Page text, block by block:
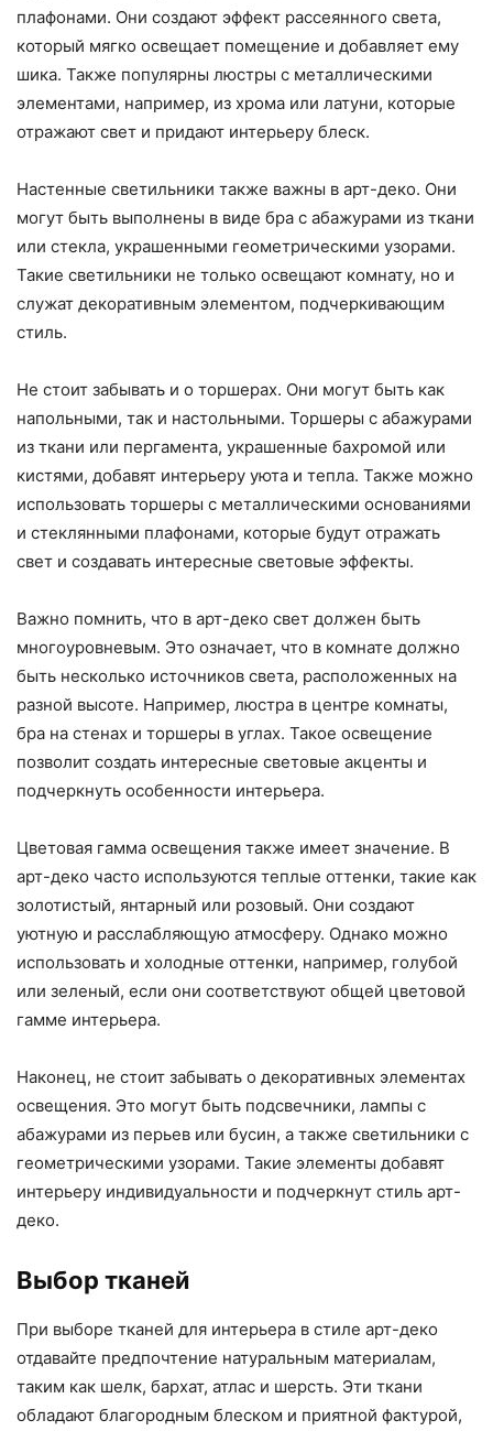
плафонами. Они создают эффект рассеянного света,
который мягко освещает помещение и добавляет ему
шика. Также популярны люстры с металлическими
элементами, например, из хрома или латуни, которые
отражают свет и придают интерьеру блеск.
Настенные светильники также важны в арт-деко. Они
могут быть выполнены в виде бра с абажурами из ткани
или стекла, украшенными геометрическими узорами.
Такие светильники не только освещают комнату, но и
служат декоративным элементом, подчеркивающим
стиль.
Не стоит забывать и о торшерах. Они могут быть как
напольными, так и настольными. Торшеры с абажурами
из ткани или пергамента, украшенные бахромой или
кистями, добавят интерьеру уюта и тепла. Также можно
использовать торшеры с металлическими основаниями
и стеклянными плафонами, которые будут отражать
свет и создавать интересные световые эффекты.
Важно помнить, что в арт-деко свет должен быть
многоуровневым. Это означает, что в комнате должно
быть несколько источников света, расположенных на
разной высоте. Например, люстра в центре комнаты,
бра на стенах и торшеры в углах. Такое освещение
позволит создать интересные световые акценты и
подчеркнуть особенности интерьера.
Цветовая гамма освещения также имеет значение. В
арт-деко часто используются теплые оттенки, такие как
золотистый, янтарный или розовый. Они создают
уютную и расслабляющую атмосферу. Однако можно
использовать и холодные оттенки, например, голубой
или зеленый, если они соответствуют общей цветовой
гамме интерьера.
Наконец, не стоит забывать о декоративных элементах
освещения. Это могут быть подсвечники, лампы с
абажурами из перьев или бусин, а также светильники с
геометрическими узорами. Такие элементы добавят
интерьеру индивидуальности и подчеркнут стиль арт-
деко.
Выбор тканей
При выборе тканей для интерьера в стиле арт-деко
отдавайте предпочтение натуральным материалам,
таким как шелк, бархат, атлас и шерсть. Эти ткани
обладают благородным блеском и приятной фактурой,